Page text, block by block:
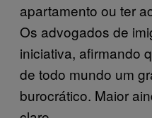
apartamento ou ter
Os advogados de
iniciativa, afirmando
de todo mundo um
burocrático. Maior